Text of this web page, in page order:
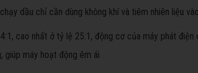
dầu chỉ cần dùng không khí và tiêm nhiên liệu
cao nhất ở tỷ lệ 25:1, động cơ của máy phát
giúp máy hoạt động êm ái